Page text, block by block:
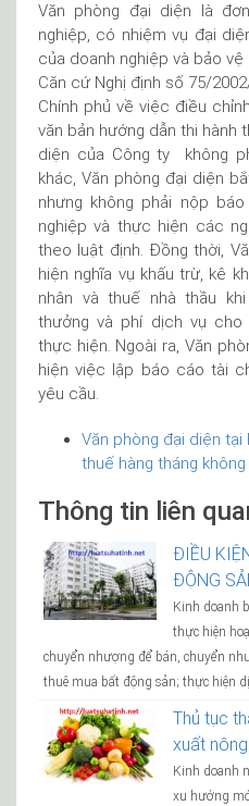
Văn phòng đại diện là
nghiệp, có nhiệm vụ đại
của doanh nghiệp và bảo
Căn cứ Nghị định số 75/
Chính phủ về việc điều
văn bản hướng dẫn thi hành
diện của Công ty không
khác, Văn phòng đại diện
nhưng không phải nộp
nghiệp và thực hiện các
theo luật định. Đồng thời,
hiện nghĩa vụ khấu trừ, kê
nhân và thuế nhà thầu
thưởng và phí dịch vụ
thực hiện. Ngoài ra, Văn
hiện việc lập báo cáo tài
yêu cầu.
Văn phòng đại diện tại
thuế hàng tháng không
Thông tin liên
ĐIỀU
ĐỘNG
Kinh doanh
thực hiện
chuyển nhượng để bán, chuyển
thuê mua bất động sản; thực hiện
Thủ tục
xuất
Kinh doanh
xu hướng